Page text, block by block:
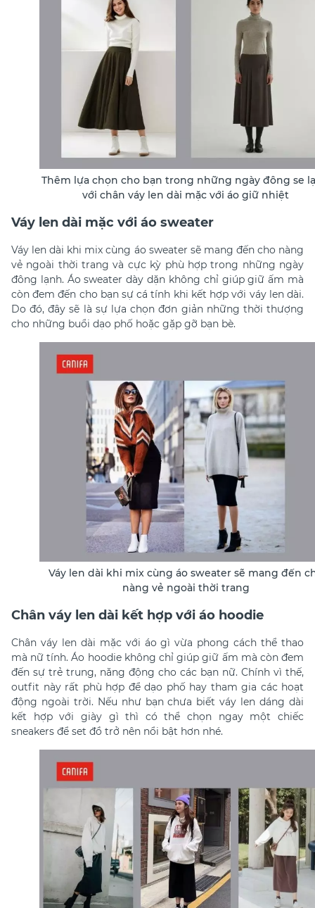
Thêm lựa chọn cho bạn trong những ngày đông se
với chân váy len dài mặc với áo giữ nhiệt
Váy len dài mặc với áo sweater
Váy len dài khi mix cùng áo sweater sẽ mang đến cho nàng
vẻ ngoài thời trang và cực kỳ phù hợp trong những ngày
đông lạnh. Áo sweater dày dặn không chỉ giúp giữ ấm mà
còn đem đến cho bạn sự cá tính khi kết hợp với váy len dài.
Do đó, đây sẽ là sự lựa chọn đơn giản những thời thượng
cho những buổi dạo phố hoặc gặp gỡ bạn bè.
Váy len dài khi mix cùng áo sweater sẽ mang đến
nàng vẻ ngoài thời trang
Chân váy len dài kết hợp với áo hoodie
Chân váy len dài mặc với áo gì vừa phong cách thể thao
mà nữ tính. Áo hoodie không chỉ giúp giữ ấm mà còn đem
đến sự trẻ trung, năng động cho các bạn nữ. Chính vì thế,
outfit này rất phù hợp để dạo phố hay tham gia các hoạt
động ngoài trời. Nếu như bạn chưa biếtváy len dáng dài
kết hợp với giày gì thì có thể chọn ngaymột chiếc
sneakers để set đồ trở nên nổi bật hơn nhé.